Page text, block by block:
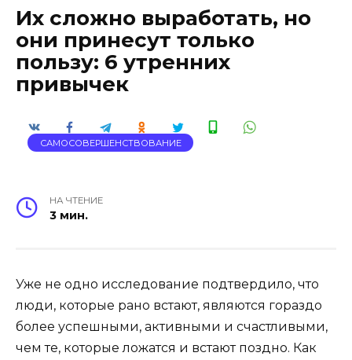
Их сложно выработать, но
они принесут только
пользу: 6 утренних
привычек
САМОСОВЕРШЕНСТВОВАНИЕ
НА ЧТЕНИЕ
3 мин.
Уже не одно исследование подтвердило, что
люди, которые рано встают, являются гораздо
более успешными, активными и счастливыми,
чем те, которые ложатся и встают поздно. Как